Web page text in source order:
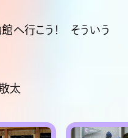
へ行こう！ そういう
太